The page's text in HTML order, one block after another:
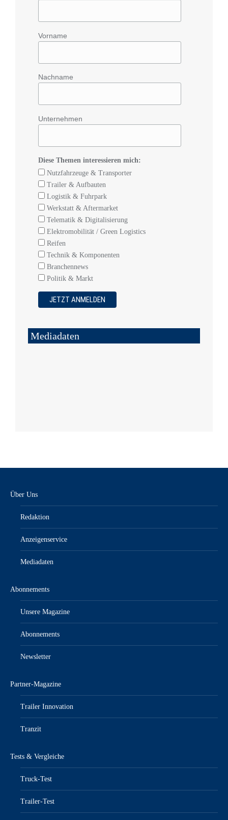
Vorname
Nachname
Unternehmen
Diese Themen interessieren mich:
Nutzfahrzeuge & Transporter
Trailer & Aufbauten
Logistik & Fuhrpark
Werkstatt & Aftermarket
Telematik & Digitalisierung
Elektromobilität / Green Logistics
Reifen
Technik & Komponenten
Branchennews
Politik & Markt
Mediadaten
Über Uns
Redaktion
Anzeigenservice
Mediadaten
Abonnements
Unsere Magazine
Abonnements
Newsletter
Partner-Magazine
Trailer Innovation
Tranzit
Tests & Vergleiche
Truck-Test
Trailer-Test